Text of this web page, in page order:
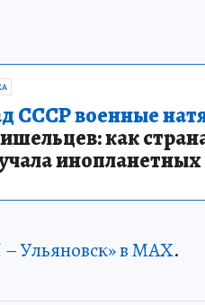
СССР военные
как
инопланетных
Ульяновск» в MAX.